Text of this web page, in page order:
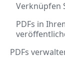
Verknüpfen
PDFs in
PDFs